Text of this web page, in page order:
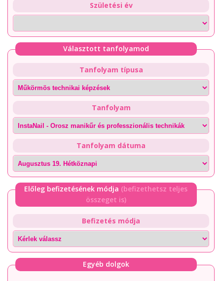
Születési év
Választott tanfolyamod
Tanfolyam típusa
Tanfolyam
Tanfolyam dátuma
Előleg befizetésének módja (befizethetsz teljes
összeget is)
Befizetés módja
Egyéb dolgok